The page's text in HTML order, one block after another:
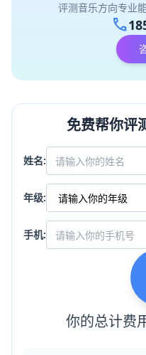
评测音乐方向专业
call
免费帮你评
姓名:
年级:
手机:
你的总计费